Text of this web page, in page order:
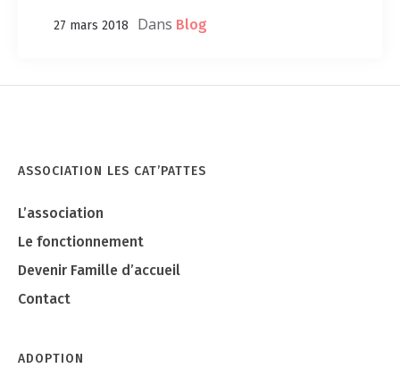
27 mars 2018 Dans Blog
ASSOCIATION LES CAT’PATTES
L’association
Le fonctionnement
Devenir Famille d’accueil
Contact
ADOPTION